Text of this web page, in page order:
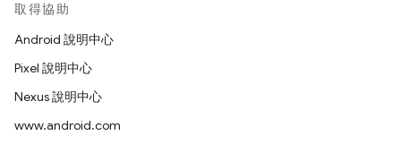
取得協助
Android 說明中心
Pixel 說明中心
Nexus 說明中心
www.android.com